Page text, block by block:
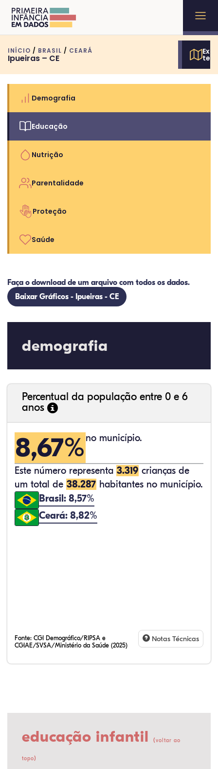
INÍCIO / BRASIL / CEARÁ
Ipueiras – CE
Demografia
Educação
Nutrição
Parentalidade
Proteção
Saúde
Faça o download de um arquivo com todos os dados.
Baixar Gráficos - Ipueiras - CE
demografia
Percentual da população entre 0 e 6
anos
8,67% no município.
Este número representa 3.319 crianças de
um total de 38.287 habitantes no município.
Brasil: 8,57%
Ceará: 8,82%
Fonte: CGI Demográfico/RIPSA e
CGIAE/SVSA/Ministério da Saúde (2025)
Notas Técnicas
educação infantil (voltar ao
topo)